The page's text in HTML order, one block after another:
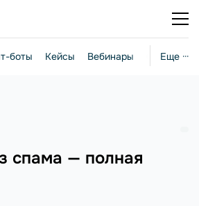
Еще ···
боты Кейсы Вебинары Стратегии
спама — полная